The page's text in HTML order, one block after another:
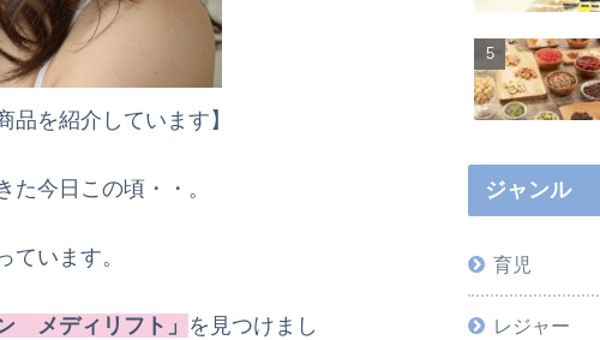
品を紹介しています】
た今日この頃・・。
います。
メディリフト」 を見つけまし
ジャンル
育児
レジャー